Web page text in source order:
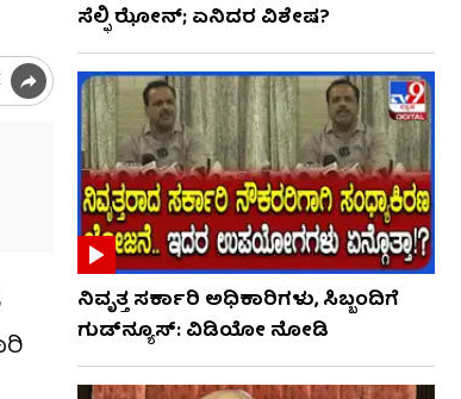
ಸೆಲ್ಫಿ ಝೋನ್; ಏನಿದರ ವಿಶೇಷ?
ನಿವೃತ್ತ ಸರ್ಕಾರಿ ಅಧಿಕಾರಿಗಳು, ಸಿಬ್ಬಂದಿಗೆ
ಗುಡ್​ನ್ಯೂಸ್: ವಿಡಿಯೋ ನೋಡಿ